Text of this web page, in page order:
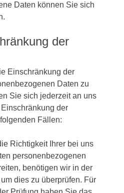
Daten können Sie sich
der
Einschränkung der
Daten zu
Sie sich jederzeit an uns
der
Fällen:
Richtigkeit Ihrer bei uns
personenbezogenen
benötigen wir in der
dies zu überprüfen. Für